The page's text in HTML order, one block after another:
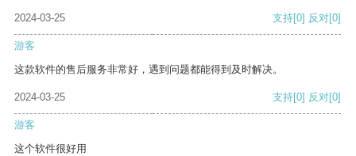
2024-03-25 支持[0] 反对[0]
游客
这款软件的售后服务非常好，遇到问题都能得到及时解决。
2024-03-25 支持[0] 反对[0]
游客
这个软件很好用